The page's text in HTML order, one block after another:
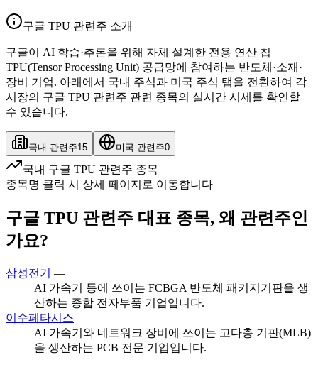
구글 TPU 관련주 소개
구글이 AI 학습·추론을 위해 자체 설계한 전용 연산 칩
TPU(Tensor Processing Unit) 공급망에 참여하는 반도체·소재·
장비 기업. 아래에서 국내 주식과 미국 주식 탭을 전환하여 각
시장의 구글 TPU 관련주 관련 종목의 실시간 시세를 확인할
수 있습니다.
국내 관련주15 미국 관련주0
국내 구글 TPU 관련주 종목
종목명 클릭 시 상세 페이지로 이동합니다
구글 TPU 관련주 대표 종목, 왜 관련주인
가요?
삼성전기
—
AI 가속기 등에 쓰이는 FCBGA 반도체 패키지기판을 생
산하는 종합 전자부품 기업입니다.
이수페타시스 —
AI 가속기와 네트워크 장비에 쓰이는 고다층 기판(MLB)
을 생산하는 PCB 전문 기업입니다.